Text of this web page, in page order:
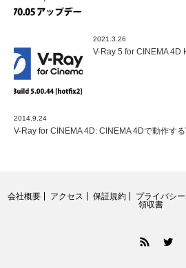
2021.3.26
V-Ray 5 for CINEMA 4D
2014.9.24
V-Ray for CINEMA 4D: CINEMA 4Dで動作す
会社概要 アクセス 保証規約 プライバシ
領収書